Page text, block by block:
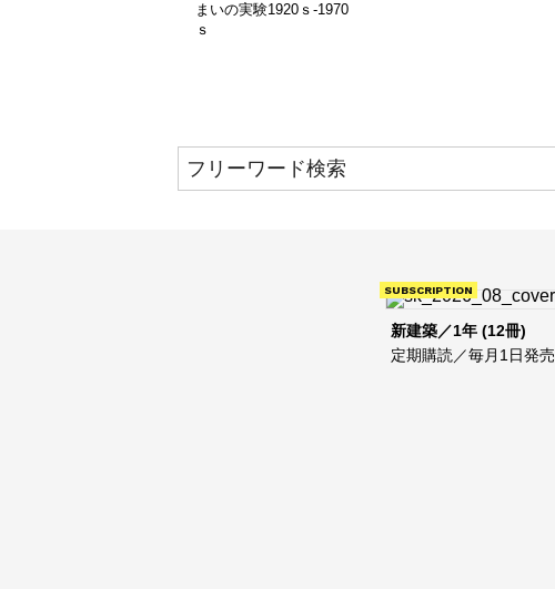
まいの実験1920ｓ-1970
ｓ
SUBSCRIPTION
新建築／1年 (12冊)
定期購読／毎月1日発売